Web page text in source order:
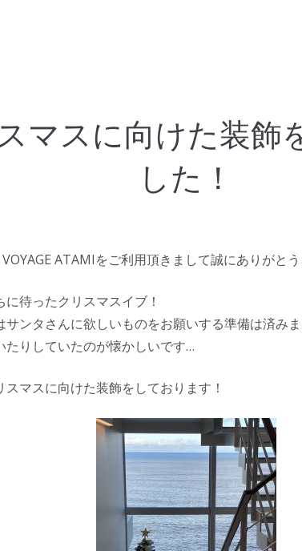
マスに向けた装飾
した！
ATAMIをご利用頂きまして誠にありがとう
待ったクリスマスイブ！
サンタさんに欲しいものをお願いする準備は済み
たりしていたのが懐かしいです…
スマスに向けた装飾をしております！